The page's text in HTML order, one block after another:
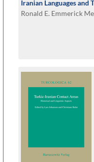
Iranian Languages and
Ronald E. Emmerick